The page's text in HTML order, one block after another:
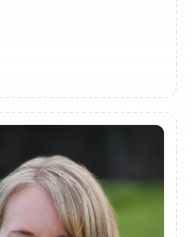
PCC / Ex-CHRO